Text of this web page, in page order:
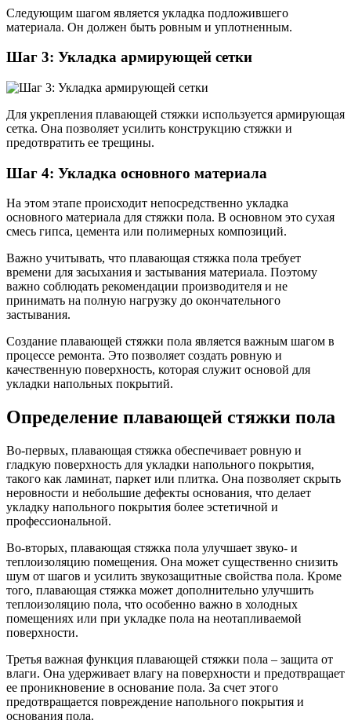
Следующим шагом является укладка подложившего
материала. Он должен быть ровным и уплотненным.
Шаг 3: Укладка армирующей сетки
Для укрепления плавающей стяжки используется армирующая
сетка. Она позволяет усилить конструкцию стяжки и
предотвратить ее трещины.
Шаг 4: Укладка основного материала
На этом этапе происходит непосредственно укладка
основного материала для стяжки пола. В основном это сухая
смесь гипса, цемента или полимерных композиций.
Важно учитывать, что плавающая стяжка пола требует
времени для засыхания и застывания материала. Поэтому
важно соблюдать рекомендации производителя и не
принимать на полную нагрузку до окончательного
застывания.
Создание плавающей стяжки пола является важным шагом в
процессе ремонта. Это позволяет создать ровную и
качественную поверхность, которая служит основой для
укладки напольных покрытий.
Определение плавающей стяжки пола
Во-первых, плавающая стяжка обеспечивает ровную и
гладкую поверхность для укладки напольного покрытия,
такого как ламинат, паркет или плитка. Она позволяет скрыть
неровности и небольшие дефекты основания, что делает
укладку напольного покрытия более эстетичной и
профессиональной.
Во-вторых, плавающая стяжка пола улучшает звуко- и
теплоизоляцию помещения. Она может существенно снизить
шум от шагов и усилить звукозащитные свойства пола. Кроме
того, плавающая стяжка может дополнительно улучшить
теплоизоляцию пола, что особенно важно в холодных
помещениях или при укладке пола на неотапливаемой
поверхности.
Третья важная функция плавающей стяжки пола – защита от
влаги. Она удерживает влагу на поверхности и предотвращает
ее проникновение в основание пола. За счет этого
предотвращается повреждение напольного покрытия и
основания пола.